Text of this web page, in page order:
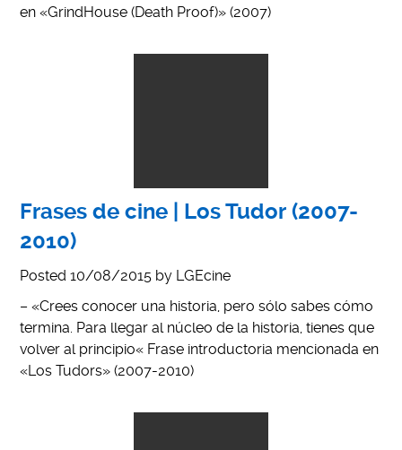
en «GrindHouse (Death Proof)» (2007)
Frases de cine | Los Tudor (2007-
2010)
Posted10/08/2015 by LGEcine
– «Crees conocer una historia, pero sólo sabes cómo
termina. Para llegar al núcleo de la historia, tienes que
volver al principio« Frase introductoria mencionada en
«Los Tudors» (2007-2010)